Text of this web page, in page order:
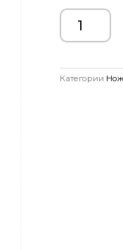
Категории